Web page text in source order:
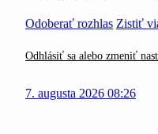
Odoberať rozhlas Zistiť
Odhlásiť sa alebo zmeniť
7. augusta 2026 08:26